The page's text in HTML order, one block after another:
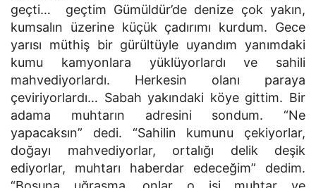
geçti… geçtim Gümüldür’de denize çok yakın,
kumsalın üzerine küçük çadırımı kurdum. Gece
yarısı müthiş bir gürültüyle uyandım yanımdaki
kumu kamyonlara yüklüyorlardı ve sahili
mahvediyorlardı. Herkesin olanı paraya
çeviriyorlardı… Sabah yakındaki köye gittim. Bir
adama muhtarın adresini sondum. “Ne
yapacaksın” dedi. “Sahilin kumunu çekiyorlar,
doğayı mahvediyorlar, ortalığı delik deşik
ediyorlar, muhtarı haberdar edeceğim” dedim.